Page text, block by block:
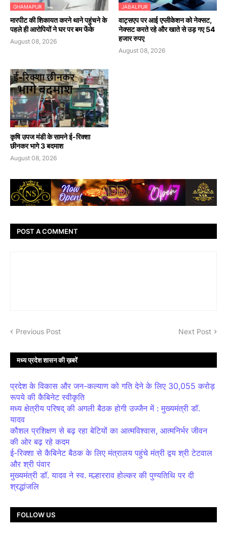
GHAMAPUR
मारपीट की शिकायत करने थाने पहुंचने के
पहले ही आरोपियों ने घर पर बम फेंके
August 08, 2026
JABALPUR
वाट्सएप पर आई एप्लीकेशन को नेक्सट,
नेक्सट करते रहे और खाते से उड़ गए 54
हजार रुपए
August 08, 2026
कृषि उपज मंडी के सामने ई-रिक्शा
छीनकर भागे 3 बदमाश
August 08, 2026
POST A COMMENT
Previous Post Next Post
मध्य प्रदेश शासन की ख़बरें
प्रदेश के विकास और जन-कल्याण को गति देने के लिए 30,055 करोड़
रूपये की कैबिनेट स्वीकृति
मध्य क्षेत्रीय परिषद् की अगली बैठक होगी उज्जैन में : मुख्यमंत्री डॉ.
यादव
कौशल प्रशिक्षण से बढ़ रहा बेटियों का आत्मविश्वास, आत्मनिर्भर जीवन
की ओर बढ़ रहे कदम
ई-रिक्शा से कैबिनेट बैठक के लिए मंत्रालय पहुंचे मंत्री द्वय श्री टेटवाल
और श्री पंवार
मुख्यमंत्री डॉ. यादव ने स्व. मल्हारराव होल्कर की पुण्यतिथि पर दी
श्रद्धांजलि
FOLLOW US